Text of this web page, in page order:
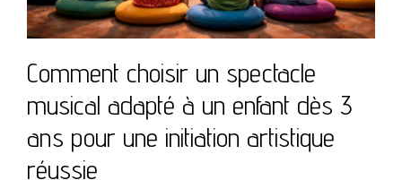
Comment choisir un spectacle
musical adapté à un enfant dès 3
ans pour une initiation artistique
réussie